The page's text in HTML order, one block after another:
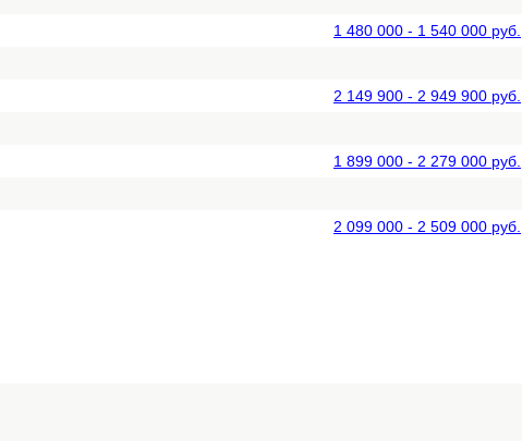
1 480 000 - 1 540 000 руб.
2 149 900 - 2 949 900 руб.
1 899 000 - 2 279 000 руб.
2 099 000 - 2 509 000 руб.